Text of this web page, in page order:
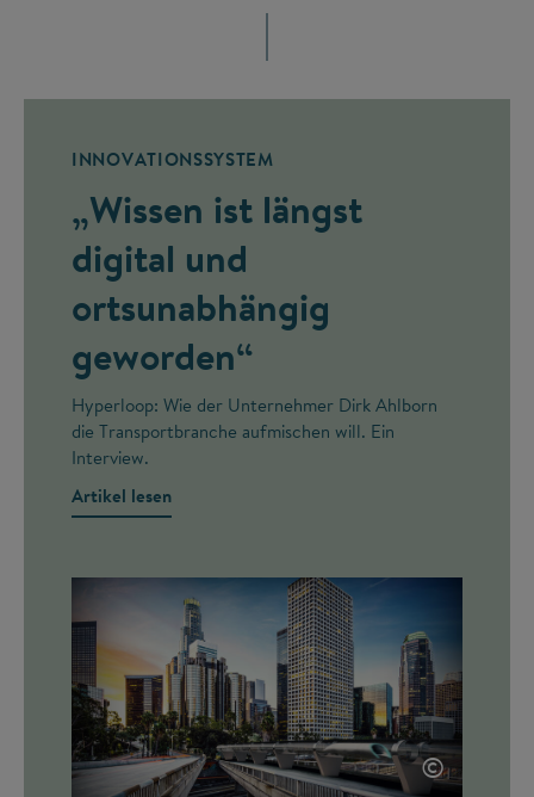
INNOVATIONSSYSTEM
„Wissen ist längst
digital und
ortsunabhängig
geworden“
Hyperloop: Wie der Unternehmer Dirk Ahlborn
die Transportbranche aufmischen will. Ein
Interview.
Artikel lesen
©